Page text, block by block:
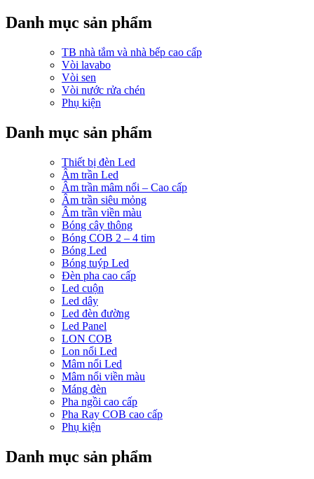
Danh mục sản phẩm
TB nhà tắm và nhà bếp cao cấp
Vòi lavabo
Vòi sen
Vòi nước rửa chén
Phụ kiện
Danh mục sản phẩm
Thiết bị đèn Led
Âm trần Led
Âm trần mâm nổi – Cao cấp
Âm trần siêu mỏng
Âm trần viền màu
Bóng cây thông
Bóng COB 2 – 4 tim
Bóng Led
Bóng tuýp Led
Đèn pha cao cấp
Led cuộn
Led dây
Led đèn đường
Led Panel
LON COB
Lon nổi Led
Mâm nổi Led
Mâm nổi viền màu
Máng đèn
Pha ngồi cao cấp
Pha Ray COB cao cấp
Phụ kiện
Danh mục sản phẩm